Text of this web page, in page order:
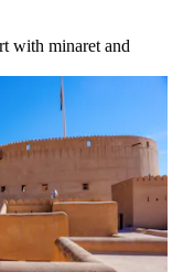
with minaret and